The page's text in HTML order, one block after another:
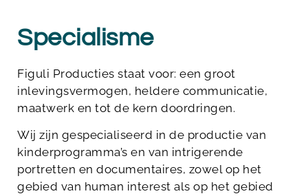
Specialisme
Figuli Producties staat voor: een groot
inlevingsvermogen, heldere communicatie,
maatwerk en tot de kern doordringen.
Wij zijn gespecialiseerd in de productie van
kinderprogramma’s en van intrigerende
portretten en documentaires, zowel op het
gebied van human interest als op het gebied